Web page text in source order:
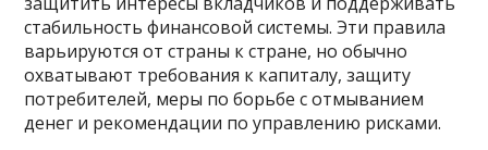
стабильность финансовой системы. Эти правила
варьируются от страны к стране, но обычно
охватывают требования к капиталу, защиту
потребителей, меры по борьбе с отмыванием
денег и рекомендации по управлению рисками.